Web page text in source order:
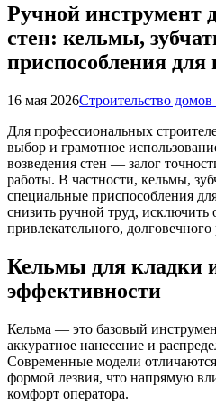
Ручной инструмент
стен: кельмы,
приспособления для
16 мая 2026Строительство домов
Для профессиональных
выбор и грамотное
возведения стен — залог
работы. В частности, кельмы,
специальные приспособления
снизить ручной труд,
привлекательного, долговечного
Кельмы для кладки
эффективности
Кельма — это базовый
аккуратное нанесение и
Современные модели
формой лезвия, что напрямую
комфорт оператора.